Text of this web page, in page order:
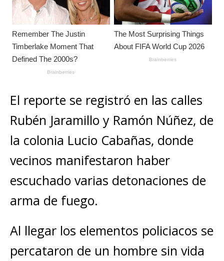
El reporte se registró en las calles
Rubén Jaramillo y Ramón Núñez, de
la colonia Lucio Cabañas, donde
vecinos manifestaron haber
escuchado varias detonaciones de
arma de fuego.
Al llegar los elementos policiacos se
percataron de un hombre sin vida